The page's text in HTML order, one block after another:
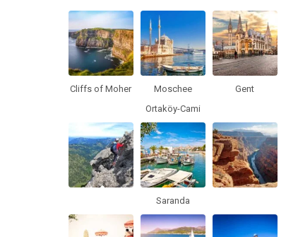
Cliffs of Moher
Moschee
Ortaköy-Cami
Gent
Saranda